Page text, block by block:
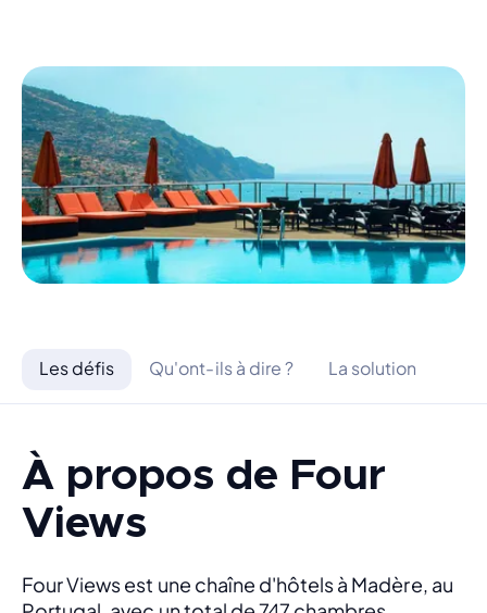
Les défis Qu'ont-ils à dire ? La solution
À propos de Four
Views
Four Views est une chaîne d'hôtels à Madère, au